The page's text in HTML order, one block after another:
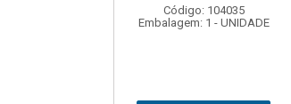
Código: 104043
Embalagem: 1 - UNIDADE